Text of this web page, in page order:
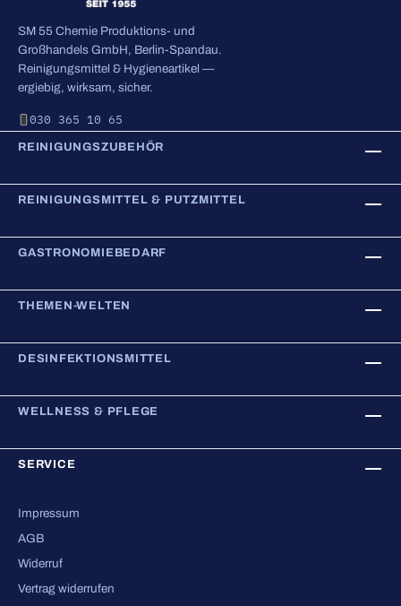
SM 55 Chemie Produktions- und
Großhandels GmbH, Berlin-Spandau.
Reinigungsmittel & Hygieneartikel —
ergiebig, wirksam, sicher.
030 365 10 65
REINIGUNGSZUBEHÖR
REINIGUNGSMITTEL & PUTZMITTEL
GASTRONOMIEBEDARF
THEMEN-WELTEN
DESINFEKTIONSMITTEL
WELLNESS & PFLEGE
SERVICE
Impressum
AGB
Widerruf
Vertrag widerrufen